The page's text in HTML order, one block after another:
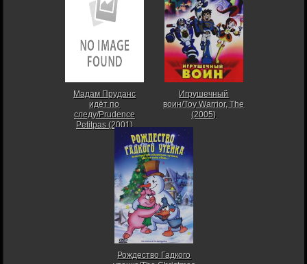
Мадам Пруданс
идёт по
следу/Prudence
Petitpas (2001)
Игрушечный
воин/Toy Warrior, The
(2005)
Рождество Гадкого